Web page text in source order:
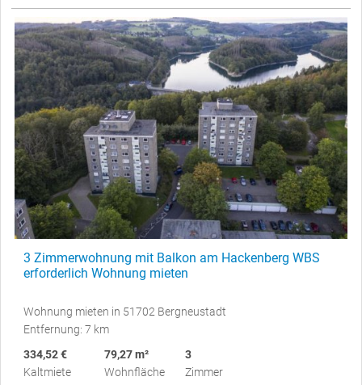
3 Zimmerwohnung mit Balkon am Hackenberg WBS
erforderlich Wohnung mieten
Wohnung mieten in 51702 Bergneustadt
Entfernung: 7 km
334,52 €
Kaltmiete
79,27 m²
Wohnfläche
3
Zimmer